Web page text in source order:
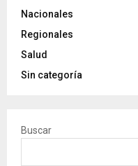
Nacionales
Regionales
Salud
Sin categoría
Buscar